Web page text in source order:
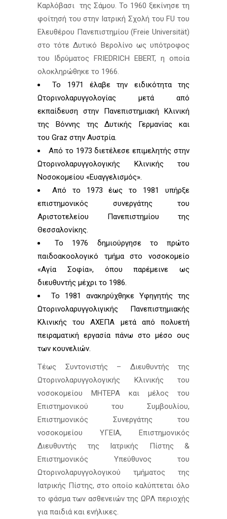
Καρλόβασι της Σάμου. Το 1960 ξεκίνησε τη
φοίτησή του στην Ιατρική Σχολή του FU του
Ελευθέρου Πανεπιστημίου (Freie Universität)
στο τότε Δυτικό Βερολίνο ως υπότροφος
του Ιδρύματος FRIEDRICH EBERT, η οποία
ολοκληρώθηκε το 1966.
Το 1971 έλαβε την ειδικότητα της
Ωτορινολαρυγγολογίας μετά από
εκπαίδευση στην Πανεπιστημιακή Κλινική
της Βόννης της Δυτικής Γερμανίας και
του Graz στην Αυστρία.
Από το 1973 διετέλεσε επιμελητής στην
Ωτορινολαρυγγολογικής Κλινικής του
Νοσοκομείου «Ευαγγελισμός».
Από το 1973 έως το 1981 υπήρξε
επιστημονικός συνεργάτης του
Αριστοτελείου Πανεπιστημίου της
Θεσσαλονίκης.
Το 1976 δημιούργησε το πρώτο
παιδοακοολογικό τμήμα στο νοσοκομείο
«Αγία Σοφία», όπου παρέμεινε ως
διευθυντής μέχρι το 1986.
Το 1981 ανακηρύχθηκε Υφηγητής της
Ωτορινολαρυγγολιγικής Πανεπιστημιακής
Κλινικής του ΑΧΕΠΑ μετά από πολυετή
πειραματική εργασία πάνω στο μέσο ους
των κουνελιών.
Τέως Συντονιστής – Διευθυντής της
Ωτορινολαρυγγολογικής Κλινικής του
νοσοκομείου ΜΗΤΕΡΑ και μέλος του
Επιστημονικού του Συμβουλίου,
Επιστημονικός Συνεργάτης του
νοσοκομείου ΥΓΕΙΑ, Επιστημονικός
Διευθυντής της Ιατρικής Πίστης &
Επιστημονικός Υπεύθυνος του
Ωτορινολαρυγγολογικού τμήματος της
Ιατρικής Πίστης, στο οποίο καλύπτεται όλο
το φάσμα των ασθενειών της ΩΡΛ περιοχής
για παιδιά και ενήλικες.